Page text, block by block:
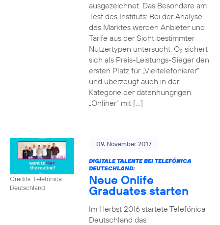
ausgezeichnet. Das Besondere am
Test des Instituts: Bei der Analyse
des Marktes werden Anbieter und
Tarife aus der Sicht bestimmter
Nutzertypen untersucht. O2sichert
sich als Preis-Leistungs-Sieger den
ersten Platz für „Vieltelefonierer“
und überzeugt auch in der
Kategorie der datenhungrigen
„Onliner“ mit […]
Credits: Telefónica
Deutschland
09. November 2017
DIGITALE TALENTE BEI TELEFÓNICA
DEUTSCHLAND:
Neue Onlife
Graduates starten
Im Herbst 2016 startete Telefónica
Deutschland das